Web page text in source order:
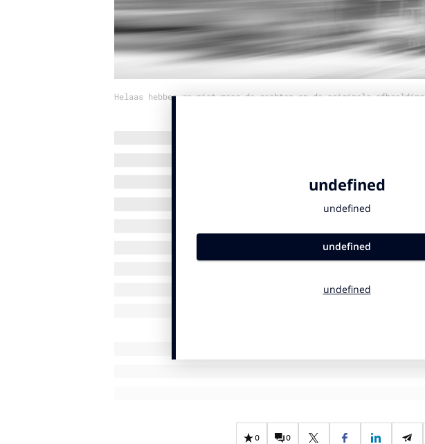
Helaas hebben we niet meer de rechten op de originele afbeelding
0 0